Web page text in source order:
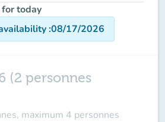
today
:08/17/2026
(2 personnes
maximum 4 personnes